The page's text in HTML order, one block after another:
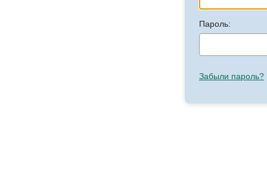
Пароль:
Забыли пароль?